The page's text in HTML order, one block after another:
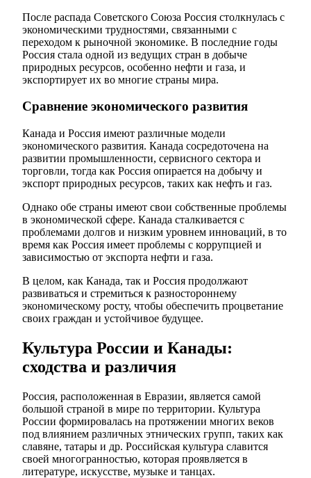
После распада Советского Союза Россия столкнулась с
экономическими трудностями, связанными с
переходом к рыночной экономике. В последние годы
Россия стала одной из ведущих стран в добыче
природных ресурсов, особенно нефти и газа, и
экспортирует их во многие страны мира.
Сравнение экономического развития
Канада и Россия имеют различные модели
экономического развития. Канада сосредоточена на
развитии промышленности, сервисного сектора и
торговли, тогда как Россия опирается на добычу и
экспорт природных ресурсов, таких как нефть и газ.
Однако обе страны имеют свои собственные проблемы
в экономической сфере. Канада сталкивается с
проблемами долгов и низким уровнем инноваций, в то
время как Россия имеет проблемы с коррупцией и
зависимостью от экспорта нефти и газа.
В целом, как Канада, так и Россия продолжают
развиваться и стремиться к разностороннему
экономическому росту, чтобы обеспечить процветание
своих граждан и устойчивое будущее.
Культура России и Канады:
сходства и различия
Россия, расположенная в Евразии, является самой
большой страной в мире по территории. Культура
России формировалась на протяжении многих веков
под влиянием различных этнических групп, таких как
славяне, татары и др. Российская культура славится
своей многогранностью, которая проявляется в
литературе, искусстве, музыке и танцах.